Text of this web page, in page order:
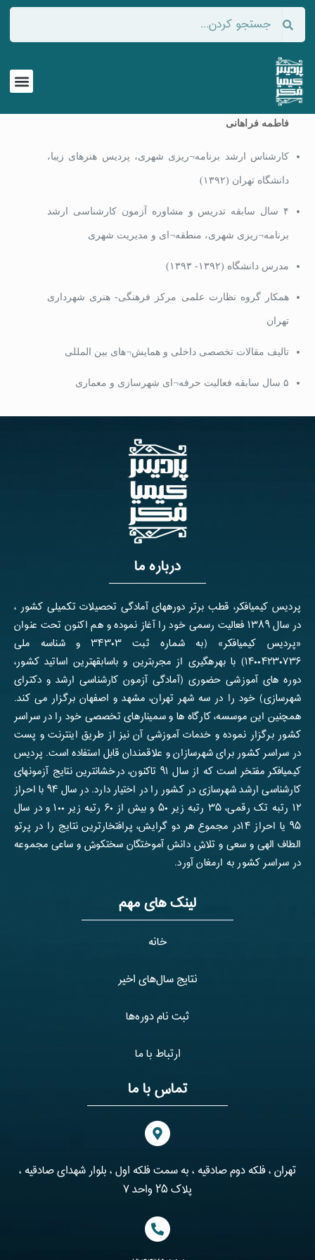
فاطمه فراهانی
کارشناس ارشد برنامه¬ریزی شهری، پردیس هنرهای زیبا،
دانشگاه تهران (۱۳۹۲)
۴ سال سابقه تدریس و مشاوره آزمون کارشناسی ارشد
برنامه¬ریزی شهری، منطقه¬ای و مدیریت شهری
مدرس دانشگاه (۱۳۹۲- ۱۳۹۳)
همکار گروه نظارت علمی مرکز فرهنگی- هنری شهرداری
تهران
تالیف مقالات تخصصی داخلی و همایش¬های بین المللی
۵ سال سابقه فعالیت حرفه¬ای شهرسازی و معماری
درباره ما
پردیس کیمیافکر، قطب برتر دوره­های آمادگی تحصیلات تکمیلی کشور ،
در سال ۱۳۸۹ فعالیت رسمی خود را آغاز نموده و هم اکنون تحت عنوان
«پردیس کیمیافکر» (به شماره ثبت ۳۴۳۰۳ و شناسه ملی
۱۴۰۰۴۲۳۰۷۳۶) با بهره­گیری از مجرب­ترین و باسابقه­ترین اساتید کشور،
دوره های آموزشی حضوری (آمادگی آزمون کارشناسی ارشد و دکترای
شهرسازی) خود را در سه شهر تهران، مشهد و اصفهان برگزار می کند.
همچنین این موسسه، کارگاه ها و سمینارهای تخصصی خود را در سراسر
کشور برگزار نموده و خدمات آموزشی آن نیز از طریق اینترنت و پست
در سراسر کشور برای شهرسازان و علاقمندان قابل استفاده است. پردیس
کیمیافکر مفتخر است که از سال ۹۱ تاکنون، درخشانترین نتایج آزمون­های
کارشناسی ارشد شهرسازی در کشور را در اختیار دارد. در سال ۹۴ با احراز
۱۲ رتبه تک رقمی، ۳۵ رتبه زیر ۵۰ و بیش از ۶۰ رتبه زیر ۱۰۰ و در سال
۹۵ یا احراز ۱۴در مجموع هر دو گرایش، پرافتخارترین نتایج را در پرتو
الطاف الهی و سعی و تلاش دانش آموختگان سخت­کوش و ساعی مجموعه
در سراسر کشور به ارمغان آورد.
لینک های مهم
خانه
نتایج سال‌های اخیر
ثبت نام دوره‌ها
ارتباط با ما
تماس با ما
تهران ، فلکه دوم صادقیه ، به سمت فلکه اول ، بلوار شهدای صادقیه ،
پلاک ۲۵ واحد ۷